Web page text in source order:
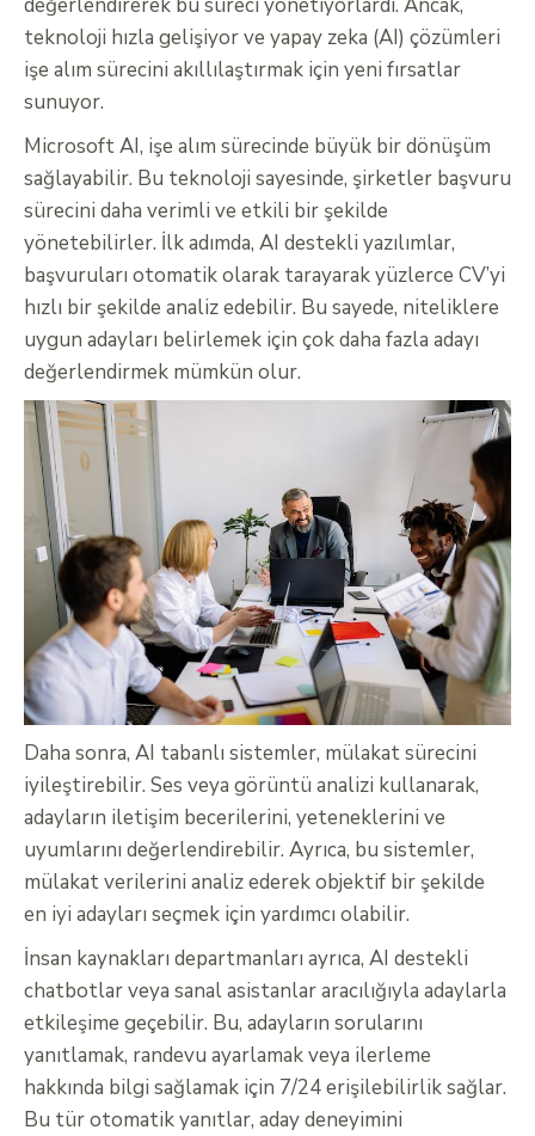
değerlendirerek bu süreci yönetiyorlardı. Ancak,
teknoloji hızla gelişiyor ve yapay zeka (AI) çözümleri
işe alım sürecini akıllılaştırmak için yeni fırsatlar
sunuyor.
Microsoft AI, işe alım sürecinde büyük bir dönüşüm
sağlayabilir. Bu teknoloji sayesinde, şirketler başvuru
sürecini daha verimli ve etkili bir şekilde
yönetebilirler. İlk adımda, AI destekli yazılımlar,
başvuruları otomatik olarak tarayarak yüzlerce CV’yi
hızlı bir şekilde analiz edebilir. Bu sayede, niteliklere
uygun adayları belirlemek için çok daha fazla adayı
değerlendirmek mümkün olur.
Daha sonra, AI tabanlı sistemler, mülakat sürecini
iyileştirebilir. Ses veya görüntü analizi kullanarak,
adayların iletişim becerilerini, yeteneklerini ve
uyumlarını değerlendirebilir. Ayrıca, bu sistemler,
mülakat verilerini analiz ederek objektif bir şekilde
en iyi adayları seçmek için yardımcı olabilir.
İnsan kaynakları departmanları ayrıca, AI destekli
chatbotlar veya sanal asistanlar aracılığıyla adaylarla
etkileşime geçebilir. Bu, adayların sorularını
yanıtlamak, randevu ayarlamak veya ilerleme
hakkında bilgi sağlamak için 7/24 erişilebilirlik sağlar.
Bu tür otomatik yanıtlar, aday deneyimini